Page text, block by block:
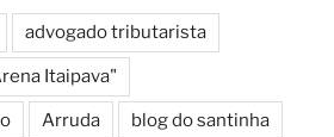
advogado tributarista
Itaipava"
Arruda blog do santinha